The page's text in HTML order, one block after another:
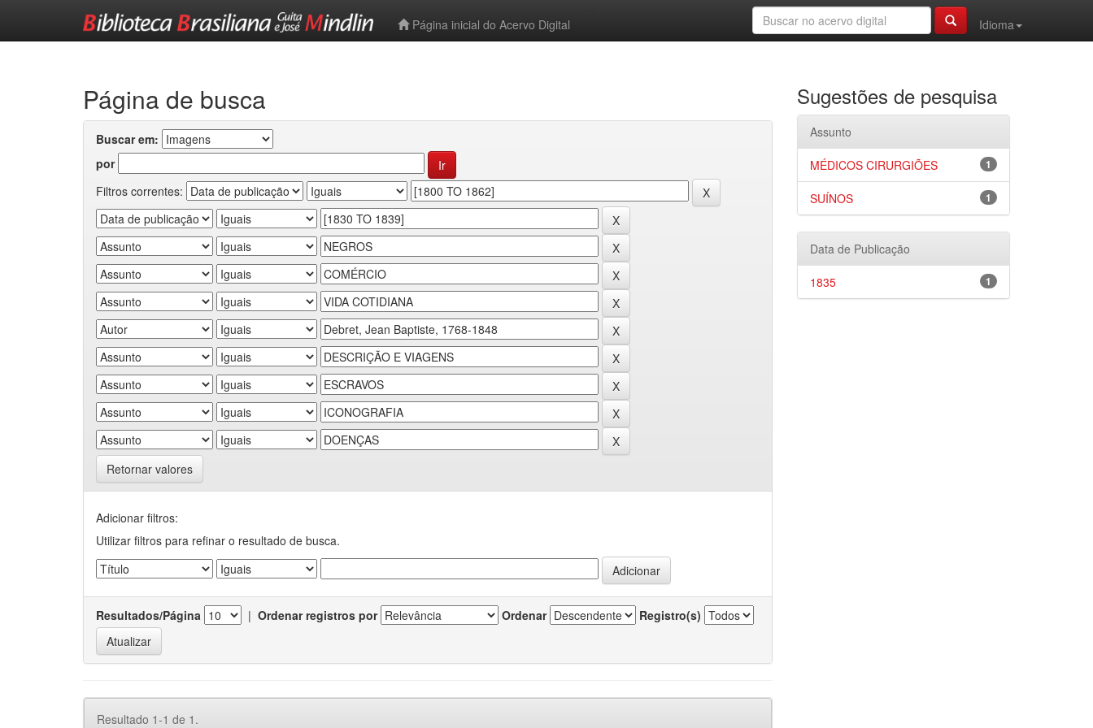
Página inicial do Acervo Digital
Idioma
Página de busca
Buscar em:
por
Filtros correntes:
Retornar valores
Adicionar filtros:
Utilizar filtros para refinar o resultado de busca.
Resultados/Página | Ordenar registros por Ordenar Registro(s)
Resultado 1-1 de 1.
Sugestões de pesquisa
Assunto
1
MÉDICOS CIRURGIÕES
1
SUÍNOS
Data de Publicação
1
1835